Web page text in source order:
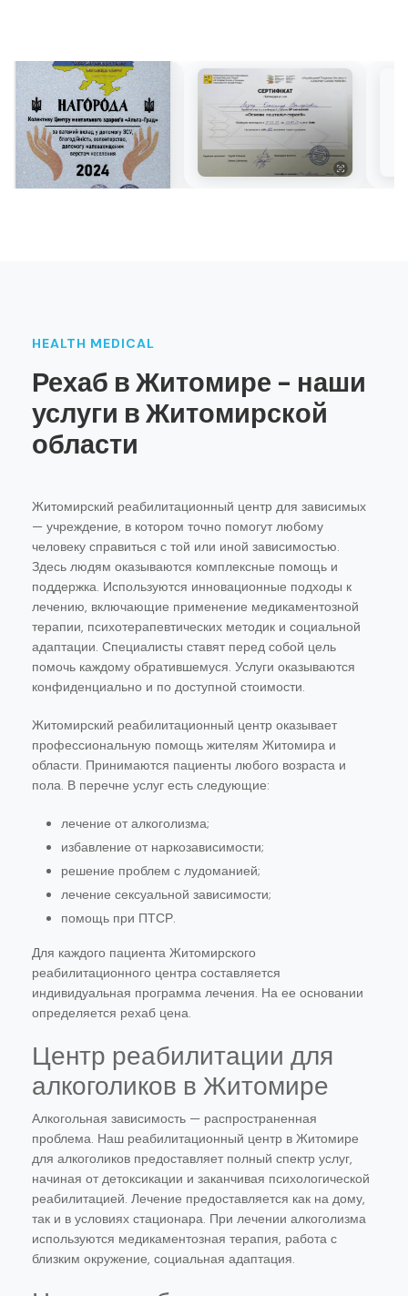
HEALTH MEDICAL
Рехаб в Житомире - наши
услуги в Житомирской
области
Житомирский реабилитационный центр для зависимых
— учреждение, в котором точно помогут любому
человеку справиться с той или иной зависимостью.
Здесь людям оказываются комплексные помощь и
поддержка. Используются инновационные подходы к
лечению, включающие применение медикаментозной
терапии, психотерапевтических методик и социальной
адаптации. Специалисты ставят перед собой цель
помочь каждому обратившемуся. Услуги оказываются
конфиденциально и по доступной стоимости.
Житомирский реабилитационный центр оказывает
профессиональную помощь жителям Житомира и
области. Принимаются пациенты любого возраста и
пола. В перечне услуг есть следующие:
лечение от алкоголизма;
избавление от наркозависимости;
решение проблем с лудоманией;
лечение сексуальной зависимости;
помощь при ПТСР.
Для каждого пациента Житомирского
реабилитационного центра составляется
индивидуальная программа лечения. На ее основании
определяется рехаб цена.
Центр реабилитации для
алкоголиков в Житомире
Алкогольная зависимость — распространенная
проблема. Наш реабилитационный центр в Житомире
для алкоголиков предоставляет полный спектр услуг,
начиная от детоксикации и заканчивая психологической
реабилитацией. Лечение предоставляется как на дому,
так и в условиях стационара. При лечении алкоголизма
используются медикаментозная терапия, работа с
близким окружение, социальная адаптация.